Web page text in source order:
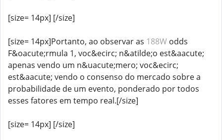
[size= 14px] [/size]
[size= 14px]Portanto, ao observar as 188W odds
F&oacute;rmula 1, voc&ecirc; n&atilde;o est&aacute;
apenas vendo um n&uacute;mero; voc&ecirc;
est&aacute; vendo o consenso do mercado sobre a
probabilidade de um evento, ponderado por todos
esses fatores em tempo real.[/size]
[size= 14px] [/size]